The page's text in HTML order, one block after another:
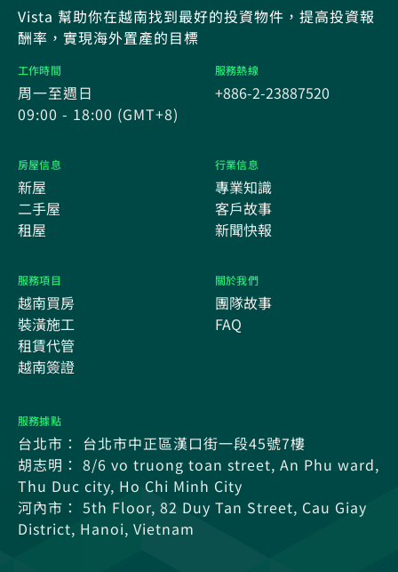
Vista 幫助你在越南找到最好的投資物件，提高投資報
酬率，實現海外置產的目標
工作時間
周一至週日
09:00 - 18:00 (GMT+8)
服務熱線
+886-2-23887520
房屋信息
新屋
二手屋
租屋
行業信息
專業知識
客戶故事
新聞快報
服務項目
越南買房
裝潢施工
租賃代管
越南簽證
關於我們
團隊故事
FAQ
服務據點
台北市： 台北市中正區漢口街一段45號7樓
胡志明： 8/6 vo truong toan street, An Phu ward,
Thu Duc city, Ho Chi Minh City
河內市： 5th Floor, 82 Duy Tan Street, Cau Giay
District, Hanoi, Vietnam